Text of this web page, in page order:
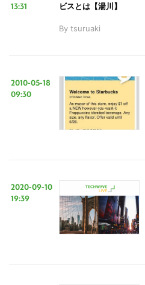
13:31
ビスとは【湯川】
By tsuruaki
2010-05-18
09:30
2020-09-10
19:39